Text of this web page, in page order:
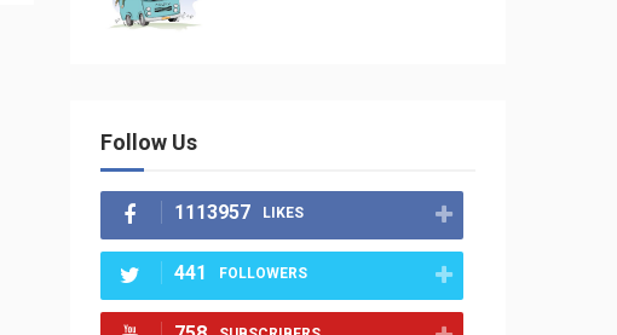
Follow Us
1113957 LIKES
441 FOLLOWERS